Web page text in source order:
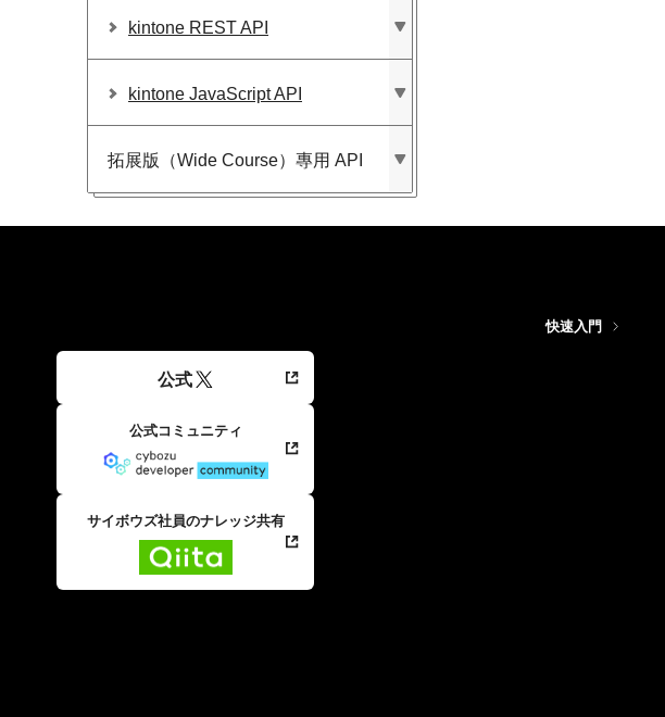
kintone REST API
kintone JavaScript API
拓展版​（Wide Course）​專用 API
公式
公式コミュニティ
サイボウズ社員のナレッジ共有
快速入門